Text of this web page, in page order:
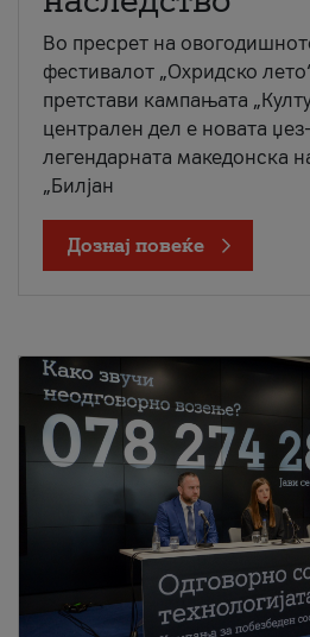
Во пресрет на
фестивалот „Охридско
претстави кампањата
централен дел е новата
легендарната македонска
„Билјан
Дознај повеќе